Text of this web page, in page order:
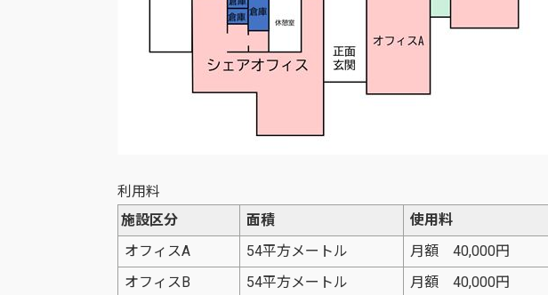
利用料
施設区分
面積
使用料
オフィスA
54平方メートル
月額 40,000円
オフィスB
54平方メートル
月額 40,000円